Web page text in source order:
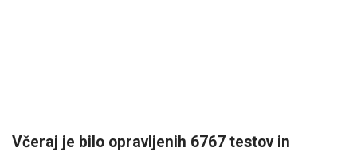
Včeraj je bilo opravljenih 6767 testov in